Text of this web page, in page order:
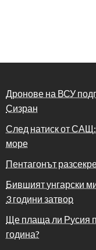
Дронове на ВСУ
Сизран
След натиск от
море
Пентагонът
Бившият унгарски
3 години затвор
Ще плаща ли Русия
година?